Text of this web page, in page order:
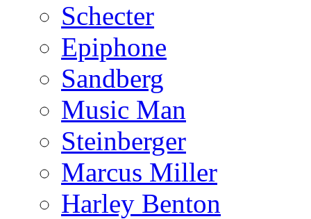
Schecter
Epiphone
Sandberg
Music Man
Steinberger
Marcus Miller
Harley Benton